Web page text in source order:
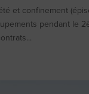
et confinement
pendant le